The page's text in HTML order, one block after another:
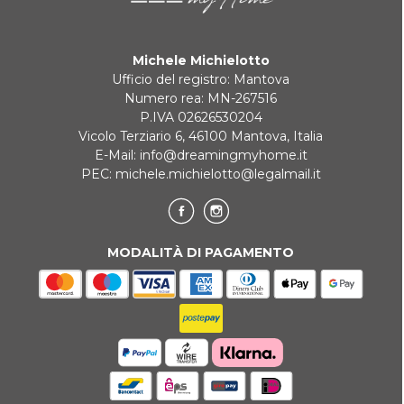
REINDIRIZZAMENTI BANCARIMichele Michielotto
Ufficio del registro: Mantova
Numero rea: MN-267516
P.IVA 02626530204
Vicolo Terziario 6, 46100 Mantova, Italia
E-Mail: info@dreamingmyhome.it
PEC: michele.michielotto@legalmail.it
MODALITÀ DI PAGAMENTO